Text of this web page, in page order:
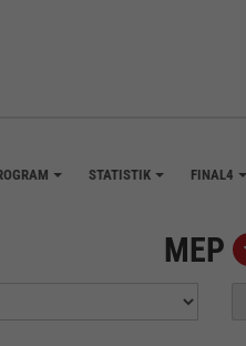
STATISTIK FINAL4
MEP